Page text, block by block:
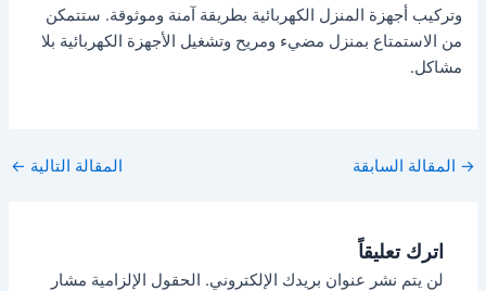
وتركيب أجهزة المنزل الكهربائية بطريقة آمنة وموثوقة. ستتمكن
من الاستمتاع بمنزل مضيء ومريح وتشغيل الأجهزة الكهربائية بلا
مشاكل.
Post
→ المقالة السابقة المقالة التالية ←
اترك تعليقاً
لن يتم نشر عنوان بريدك الإلكتروني. الحقول الإلزامية مشار